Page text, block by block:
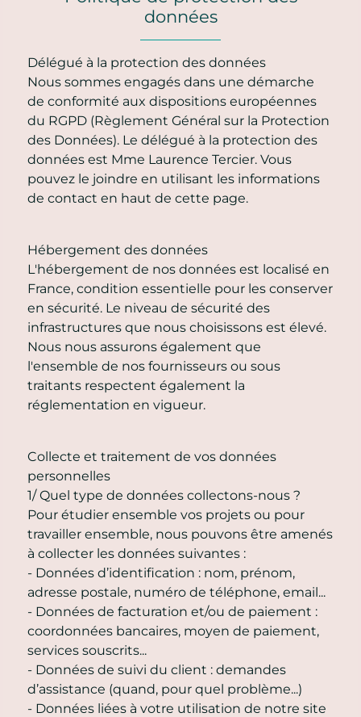
données
Délégué à la protection des données
Nous sommes engagés dans une démarche
de conformité aux dispositions européennes
du RGPD (Règlement Général sur la Protection
des Données). Le délégué à la protection des
données est Mme Laurence Tercier. Vous
pouvez le joindre en utilisant les informations
de contact en haut de cette page.
Hébergement des données
L'hébergement de nos données est localisé en
France, condition essentielle pour les conserver
en sécurité. Le niveau de sécurité des
infrastructures que nous choisissons est élevé.
Nous nous assurons également que
l'ensemble de nos fournisseurs ou sous
traitants respectent également la
réglementation en vigueur.
Collecte et traitement de vos données
personnelles
1/ Quel type de données collectons-nous ?
Pour étudier ensemble vos projets ou pour
travailler ensemble, nous pouvons être amenés
à collecter les données suivantes :
- Données d’identification : nom, prénom,
adresse postale, numéro de téléphone, email...
- Données de facturation et/ou de paiement :
coordonnées bancaires, moyen de paiement,
services souscrits...
- Données de suivi du client : demandes
d’assistance (quand, pour quel problème...)
- Données liées à votre utilisation de notre site